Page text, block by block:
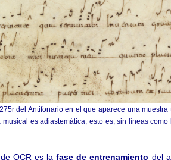
del Antifonario en el que aparece una
es adiastemática, esto es, sin líneas
de OCR es lafase de entrenamiento del